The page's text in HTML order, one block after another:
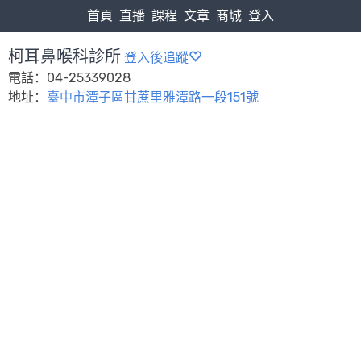
首頁 直播 課程 文章 商城 登入
柯耳鼻喉科診所 登入後追蹤
電話：04-25339028
地址： 臺中市潭子區甘蔗里雅潭路一段151號